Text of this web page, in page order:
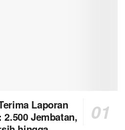
Laporan
Jembatan,